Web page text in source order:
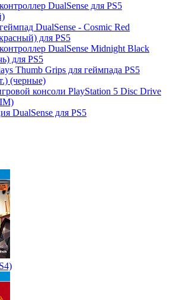
DualSense для PS5
DualSense - Cosmic Red
для PS5
DualSense Midnight Black
для PS5
Thumb Grips для геймпада PS5
(черные)
консоли PlayStation 5 Disc Drive
DualSense для PS5